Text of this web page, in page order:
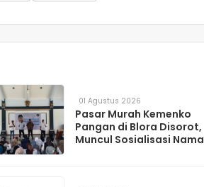
01 Agustus 2026
Pasar Murah Kemenko
Pangan di Blora Disorot,
Muncul Sosialisasi Nama